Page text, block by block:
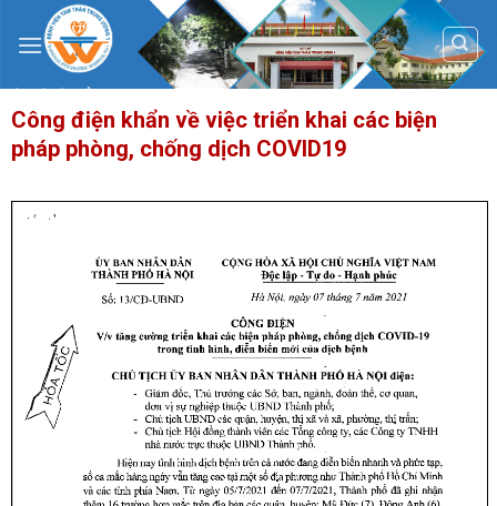
content
Công điện khẩn về việc triển khai các biện
pháp phòng, chống dịch COVID19